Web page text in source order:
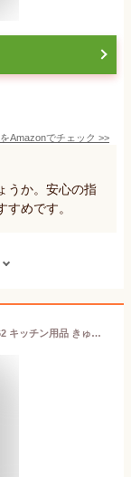
Amazonでチェック >>
うか。安心の指
めです。
フルベジ きゅうりウェーブスライサー CH-2062 キッチン用品 きゅうりを楽々ウェーブスライス！ドレッシングがよくからむワッフルカットや細切りなど、3種類のカットが楽しめます。スライサー・ピーラー・カッター・おろし。